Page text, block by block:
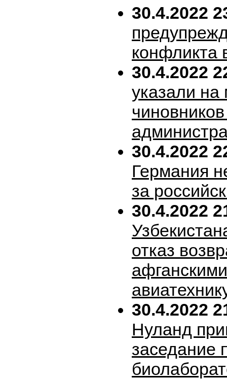
30.4.2022
конфликта
30.4.2022
указали на
30.4.2022
Германия
за
30.4.2022
отказ
30.4.2022
Нуланд
заседание